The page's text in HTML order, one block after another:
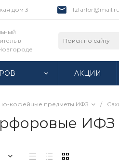
дом 3 ifzfarfor@mail.ru
в
АКЦИИ
кофейные предметы ИФЗ /
ИФЗ